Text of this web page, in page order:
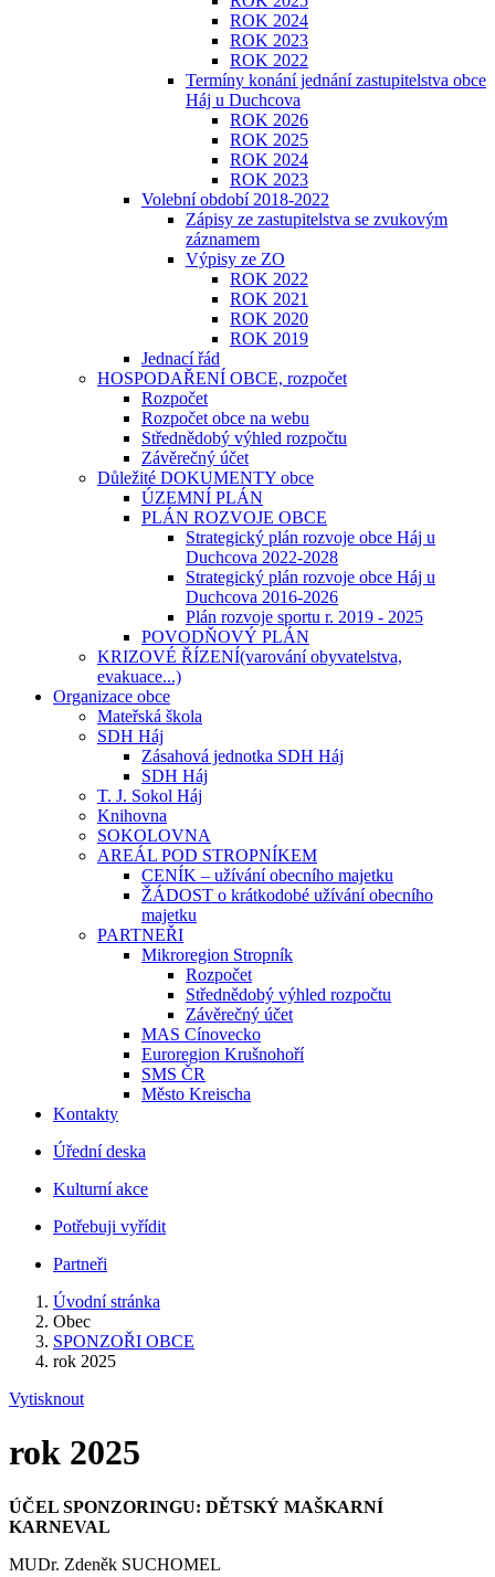
ROK 2024
ROK 2023
​​​​​ROK 2022
Termíny konání jednání zastupitelstva obce
Háj u Duchcova
ROK 2026
ROK 2025
ROK 2024
ROK 2023
Volební období 2018-2022
Zápisy ze zastupitelstva se zvukovým
záznamem
Výpisy ze ZO
ROK 2022
ROK 2021
ROK 2020
ROK 2019
Jednací řád
HOSPODAŘENÍ OBCE, rozpočet
Rozpočet
Rozpočet obce na webu
Střednědobý výhled rozpočtu
Závěrečný účet
Důležité DOKUMENTY obce
ÚZEMNÍ PLÁN
PLÁN ROZVOJE OBCE
Strategický plán rozvoje obce Háj u
Duchcova 2022-2028
Strategický plán rozvoje obce Háj u
Duchcova 2016-2026
Plán rozvoje sportu r. 2019 - 2025
POVODŇOVÝ PLÁN
KRIZOVÉ ŘÍZENÍ(varování obyvatelstva,
evakuace...)
Organizace obce
Mateřská škola
SDH Háj
Zásahová jednotka SDH Háj
SDH Háj
T. J. Sokol Háj
Knihovna
SOKOLOVNA
AREÁL POD STROPNÍKEM
CENÍK – užívání obecního majetku
ŽÁDOST o krátkodobé užívání obecního
majetku
PARTNEŘI
Mikroregion Stropník
Rozpočet
Střednědobý výhled rozpočtu
Závěrečný účet
MAS Cínovecko
Euroregion Krušnohoří
SMS ČR
Město Kreischa
Kontakty
Úřední deska
Kulturní akce
Potřebuji vyřídit
Partneři
Úvodní stránka
Obec
SPONZOŘI OBCE
rok 2025
Vytisknout
rok 2025
ÚČEL SPONZORINGU: DĚTSKÝ MAŠKARNÍ
KARNEVAL
MUDr. Zdeněk SUCHOMEL